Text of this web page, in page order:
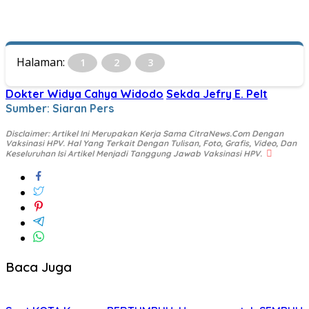
Halaman: 1 2 3
Dokter Widya Cahya Widodo Sekda Jefry E. Pelt
Sumber: Siaran Pers
Disclaimer: Artikel Ini Merupakan Kerja Sama CitraNews.Com Dengan
Vaksinasi HPV. Hal Yang Terkait Dengan Tulisan, Foto, Grafis, Video, Dan
Keseluruhan Isi Artikel Menjadi Tanggung Jawab Vaksinasi HPV.
Baca Juga